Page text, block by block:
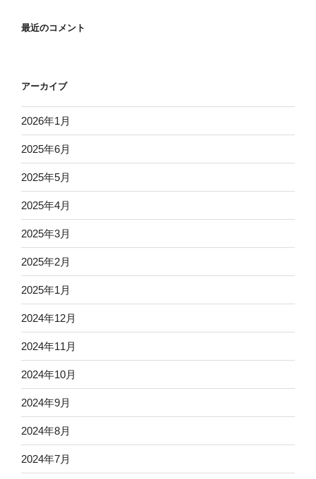
最近のコメント
アーカイブ
2026年1月
2025年6月
2025年5月
2025年4月
2025年3月
2025年2月
2025年1月
2024年12月
2024年11月
2024年10月
2024年9月
2024年8月
2024年7月